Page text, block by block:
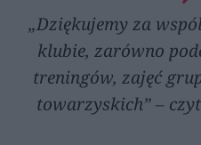
„Dziękujemy za
klubie, zarówno
treningów, zajęć
towarzyskich” –